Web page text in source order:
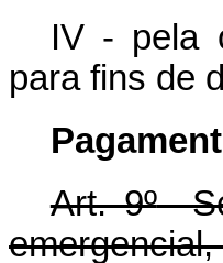
IV - pela
para fins de
Art. 9º